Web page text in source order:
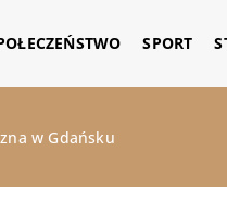
SPORT
w Gdańsku